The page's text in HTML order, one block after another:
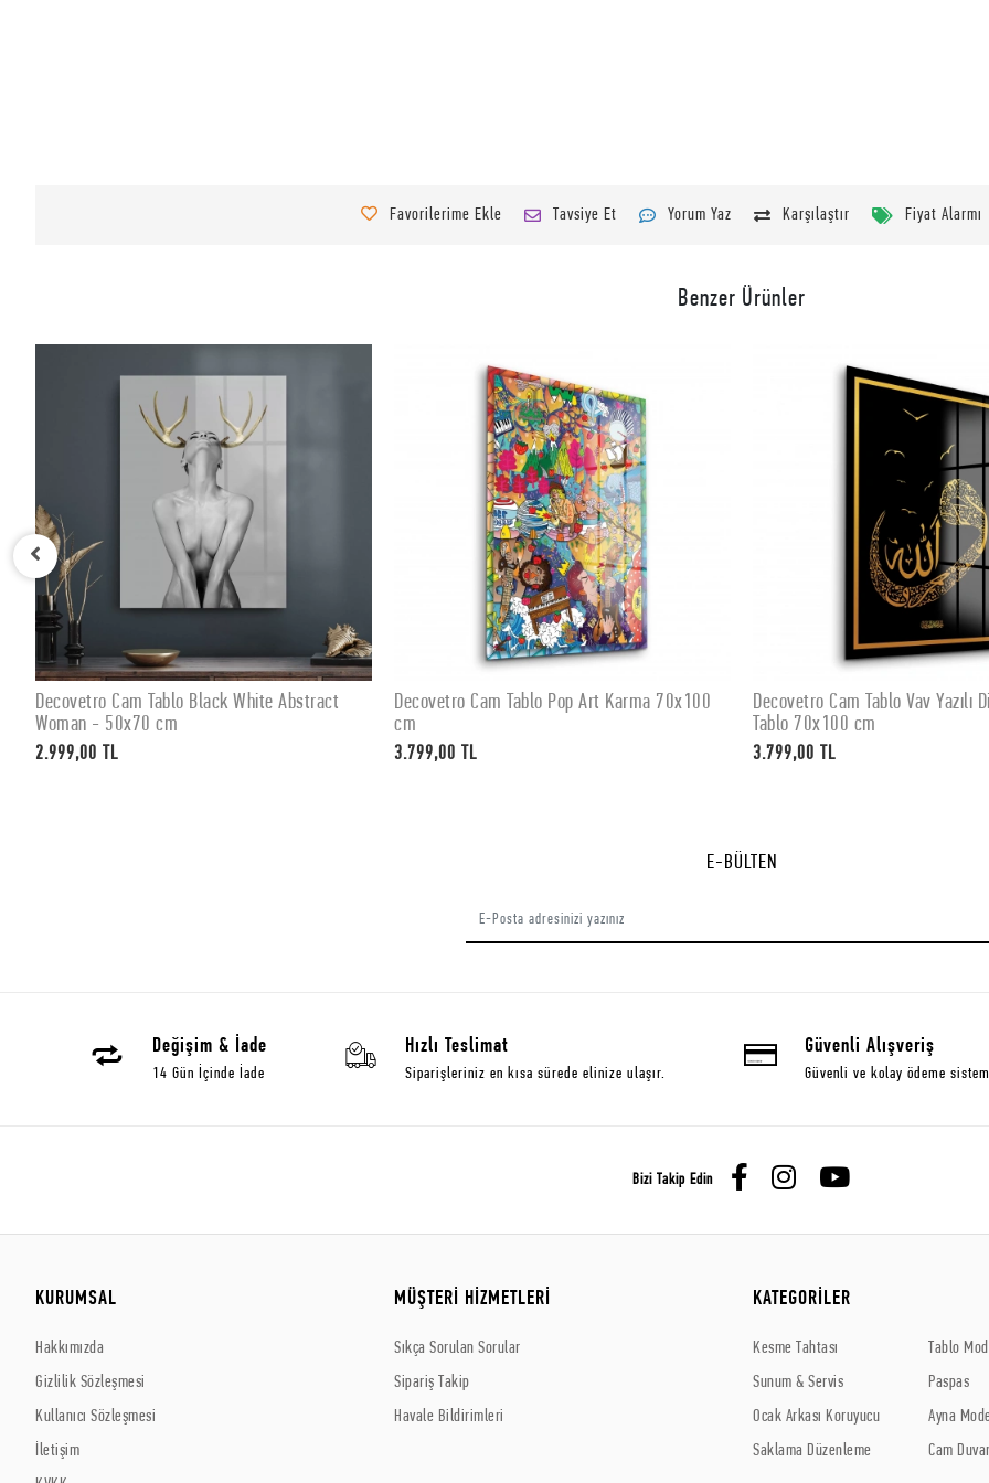
Favorilerime Ekle Tavsiye Et Yorum Yaz Karşılaştır Fiyat Alarmı
Benzer Ürünler
SEPETE EKLE
Decovetro Cam Tablo Black White Abstract
Woman - 50x70 cm
2.999,00 TL
SEPETE EKLE
Decovetro Cam Tablo Pop Art Karma 70x100
cm
3.799,00 TL
SEPETE EKLE
Decovetro Cam Tablo Vav Yazılı
Tablo 70x100 cm
3.799,00 TL
E-BÜLTEN
Değişim & İade
14 Gün İçinde İade
Hızlı Teslimat
Siparişleriniz en kısa sürede elinize ulaşır.
Güvenli Alışveriş
Güvenli ve kolay ödeme
Bizi Takip Edin
KURUMSAL
Hakkımızda
Gizlilik Sözleşmesi
Kullanıcı Sözleşmesi
İletişim
MÜŞTERİ HİZMETLERİ
Sıkça Sorulan Sorular
Sipariş Takip
Havale Bildirimleri
KATEGORİLER
Kesme Tahtası
Sunum & Servis
Ocak Arkası Koruyucu
Saklama Düzenleme
Tablo
Paspas
Ayna
Cam